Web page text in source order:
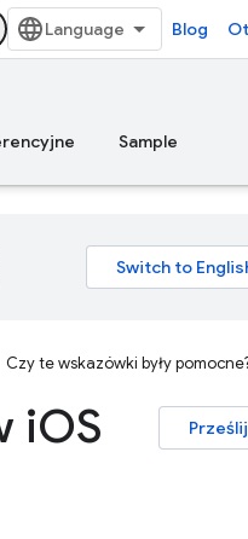
Blog
Sample
Czy te wskazówki były
iOS